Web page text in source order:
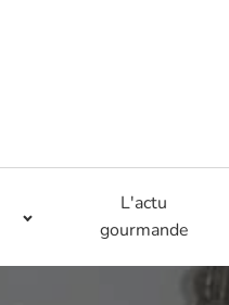
L'actu
gourmande